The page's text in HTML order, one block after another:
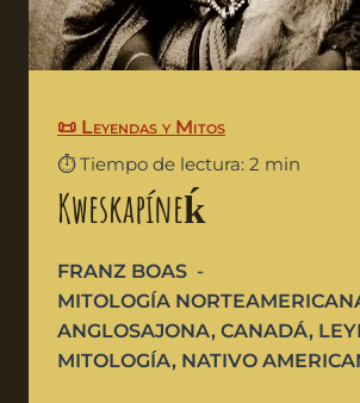
📜 Leyendas y Mitos
⏱️ Tiempo de lectura: 2 min
Kweskapíneḱ
FRANZ BOAS
MITOLOGÍA
ANGLOSAJONA, CANADÁ,
MITOLOGÍA, NATIVO